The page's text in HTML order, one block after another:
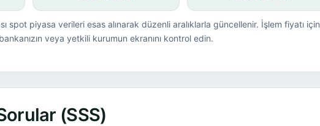
spot piyasa verileri esas alınarak düzenli aralıklarla güncellenir. İşlem fiyatı için
bankanızın veya yetkili kurumun ekranını kontrol edin.
(SSS)